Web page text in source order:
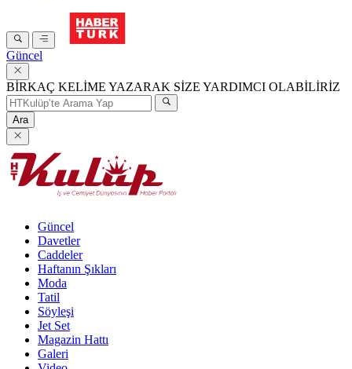
Güncel
BİRKAÇ KELİME YAZARAK SİZE YARDIMCI OLABİLİRİZ
Ara
Güncel
Davetler
Caddeler
Haftanın Şıkları
Moda
Tatil
Söyleşi
Jet Set
Magazin Hattı
Galeri